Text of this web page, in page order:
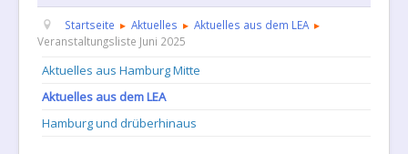
Startseite Über uns Aktuelles Termine
Informationen GBS
Geschäftsordnung
Startseite Aktuelles
Aktuelles aus dem LEA
Veranstaltungsliste Juni 2025
Aktuelles aus Hamburg Mitte
Aktuelles aus dem LEA
Hamburg und drüberhinaus